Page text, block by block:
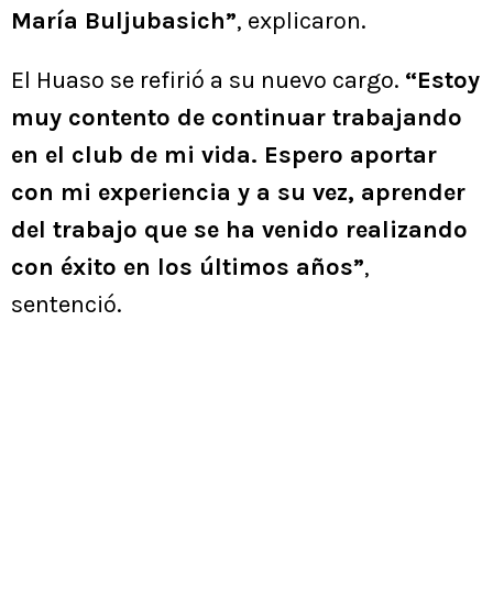
María Buljubasich”, explicaron.
El Huaso se refirió a su nuevo cargo. “Estoy
muy contento de continuar trabajando
en el club de mi vida. Espero aportar
con mi experiencia y a su vez, aprender
del trabajo que se ha venido realizando
con éxito en los últimos años”,
sentenció.